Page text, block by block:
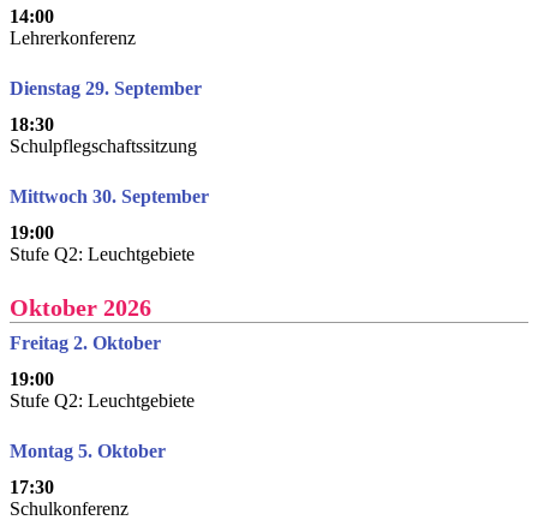
14:00
Lehrerkonferenz
Dienstag 29. September
18:30
Schulpflegschaftssitzung
Mittwoch 30. September
19:00
Stufe Q2: Leuchtgebiete
Oktober 2026
Freitag 2. Oktober
19:00
Stufe Q2: Leuchtgebiete
Montag 5. Oktober
17:30
Schulkonferenz